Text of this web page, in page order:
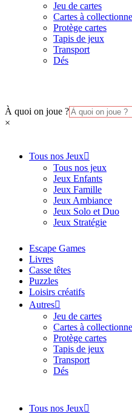
Jeu de cartes
Cartes à
Protège cartes
Tapis de jeux
Transport
Dés
À quoi on joue ?
×
Tous nos Jeux
Tous nos jeux
Jeux Enfants
Jeux Famille
Jeux Ambiance
Jeux Solo et Duo
Jeux Stratégie
Escape Games
Livres
Casse têtes
Puzzles
Loisirs créatifs
Autres
Jeu de cartes
Cartes à
Protège cartes
Tapis de jeux
Transport
Dés
Tous nos Jeux